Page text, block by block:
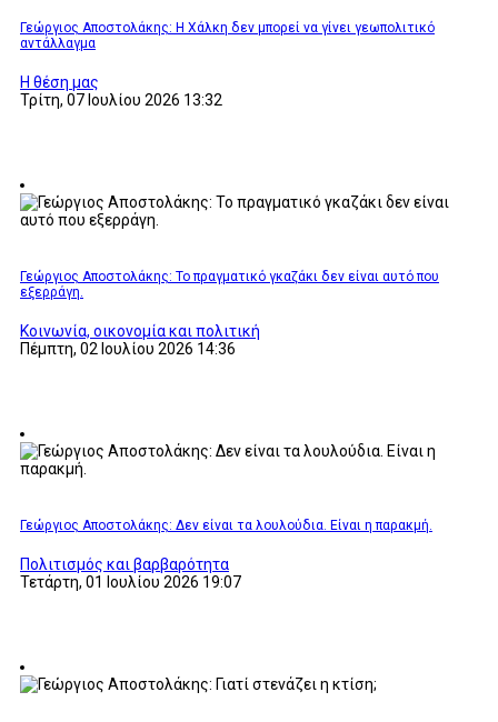
Γεώργιος Αποστολάκης: Η Χάλκη δεν μπορεί να γίνει γεωπολιτικό
αντάλλαγμα
Η θέση μας
Τρίτη, 07 Ιουλίου 2026 13:32
Γεώργιος Αποστολάκης: Το πραγματικό γκαζάκι δεν είναι αυτό που
εξερράγη.
Κοινωνία, οικονομία και πολιτική
Πέμπτη, 02 Ιουλίου 2026 14:36
Γεώργιος Αποστολάκης: Δεν είναι τα λουλούδια. Είναι η παρακμή.
Πολιτισμός και βαρβαρότητα
Τετάρτη, 01 Ιουλίου 2026 19:07